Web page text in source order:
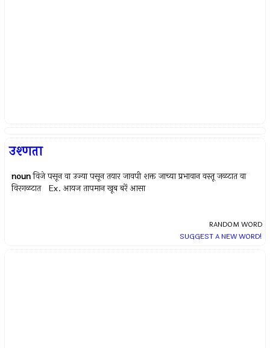
उश्णता
noun विजे पसून वा उज्या पसून तयार जावपी शक्त जाच्या प्रभावान वस्तू जळटात वा
विरगळटात Ex.आयज तापमान खूब बरें आसा
RANDOM WORD
SUGGEST A NEW WORD!